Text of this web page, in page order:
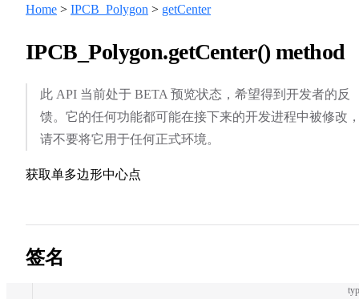
Home > IPCB_Polygon > getCenter
IPCB_Polygon.getCenter() method
此 API 当前处于 BETA 预览状态，希望得到开发者的反
馈。它的任何功能都可能在接下来的开发进程中被修改
请不要将它用于任何正式环境。
获取单多边形中心点
签名